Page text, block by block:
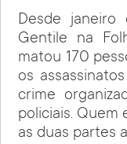
Desde janeiro
Gentile na
matou 170
os
crime
policiais. Quem
as duas partes